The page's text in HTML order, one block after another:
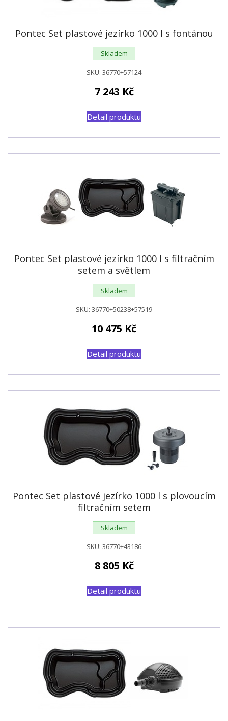
Pontec Set plastové jezírko 1000 l s fontánou
Skladem
SKU: 36770+57124
7 243 Kč
Detail produktu
Pontec Set plastové jezírko 1000 l s filtračním
setem a světlem
Skladem
SKU: 36770+50238+57519
10 475 Kč
Detail produktu
Pontec Set plastové jezírko 1000 l s plovoucím
filtračním setem
Skladem
SKU: 36770+43186
8 805 Kč
Detail produktu